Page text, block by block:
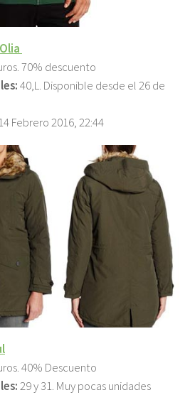
70% descuento
40,L. Disponible desde el 26 de
Febrero 2016, 22:44
40% Descuento
29 y 31. Muy pocas unidades